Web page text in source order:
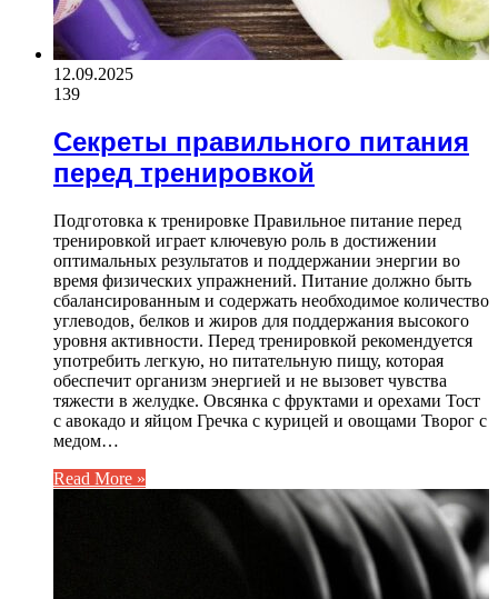
12.09.2025
139
Секреты правильного питания
перед тренировкой
Подготовка к тренировке Правильное питание перед
тренировкой играет ключевую роль в достижении
оптимальных результатов и поддержании энергии во
время физических упражнений. Питание должно быть
сбалансированным и содержать необходимое количество
углеводов, белков и жиров для поддержания высокого
уровня активности. Перед тренировкой рекомендуется
употребить легкую, но питательную пищу, которая
обеспечит организм энергией и не вызовет чувства
тяжести в желудке. Овсянка с фруктами и орехами Тост
с авокадо и яйцом Гречка с курицей и овощами Творог с
медом…
Read More »